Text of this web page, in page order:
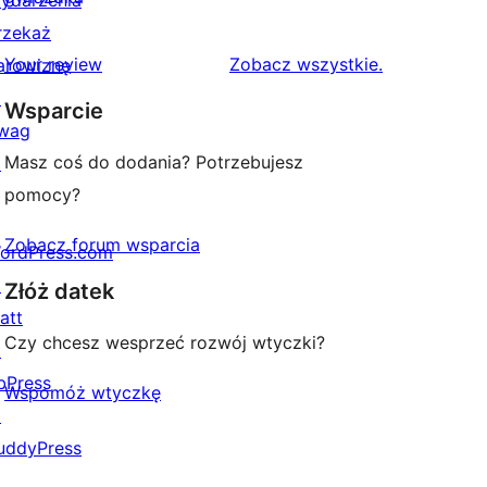
gwiazdkowych
recenzji
1-
Your review Zobacz wszystkierecenzje
.
Wsparcie
Masz coś do dodania? Potrzebujesz
pomocy?
Zobacz forum wsparcia
Złóż datek
Czy chcesz wesprzeć rozwój wtyczki?
Wspomóż wtyczkę